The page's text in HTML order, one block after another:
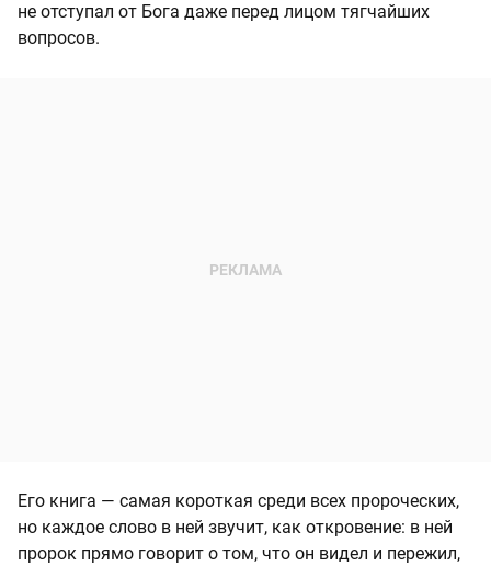
не отступал от Бога даже перед лицом тягчайших
вопросов.
Его книга — самая короткая среди всех пророческих,
но каждое слово в ней звучит, как откровение: в ней
пророк прямо говорит о том, что он видел и пережил,